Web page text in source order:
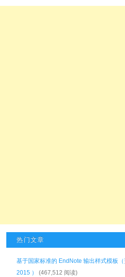
热门文章
基于国家标准的 EndNote 输出样式模板
2015 ）
(467,512 阅读)